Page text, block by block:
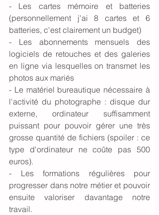
- Les cartes mémoire et batteries
(personnellement j'ai 8 cartes et 6
batteries, c'est clairement un budget)
- Les abonnements mensuels des
logiciels de retouches et des galeries
en ligne via lesquelles on transmet les
photos aux mariés
- Le matériel bureautique nécessaire à
l'activité du photographe : disque dur
externe, ordinateur suffisamment
puissant pour pouvoir gérer une très
grosse quantité de fichiers (spoiler : ce
type d'ordinateur ne coûte pas 500
euros).
- Les formations régulières pour
progresser dans notre métier et pouvoir
ensuite valoriser davantage notre
travail.